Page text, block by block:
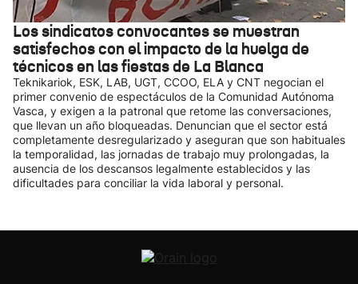
Los sindicatos convocantes se muestran
satisfechos con el impacto de la huelga de
técnicos en las fiestas de La Blanca
Teknikariok, ESK, LAB, UGT, CCOO, ELA y CNT negocian el
primer convenio de espectáculos de la Comunidad Autónoma
Vasca, y exigen a la patronal que retome las conversaciones,
que llevan un año bloqueadas. Denuncian que el sector está
completamente desregularizado y aseguran que son habituales
la temporalidad, las jornadas de trabajo muy prolongadas, la
ausencia de los descansos legalmente establecidos y las
dificultades para conciliar la vida laboral y personal.